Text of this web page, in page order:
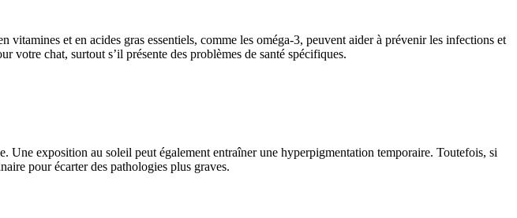
et en acides gras essentiels, comme les oméga-3, peuvent aider à prévenir les infections et
chat, surtout s’il présente des problèmes de santé spécifiques.
Une exposition au soleil peut également entraîner une hyperpigmentation temporaire. Toutefois, si
pour écarter des pathologies plus graves.